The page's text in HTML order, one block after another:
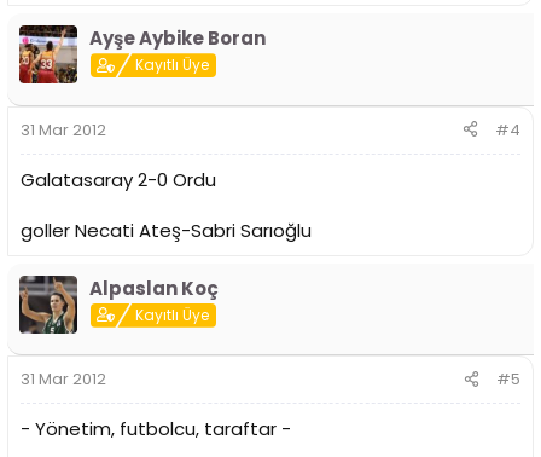
Ayşe Aybike Boran
Kayıtlı Üye
31 Mar 2012 #4
Galatasaray 2-0 Ordu
goller Necati Ateş-Sabri Sarıoğlu
Alpaslan Koç
Kayıtlı Üye
31 Mar 2012 #5
- Yönetim, futbolcu, taraftar -